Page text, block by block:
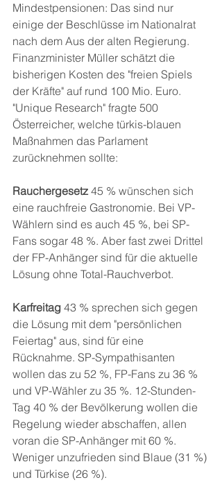
Mindestpensionen: Das sind nur
einige der Beschlüsse im Nationalrat
nach dem Aus der alten Regierung.
Finanzminister Müller schätzt die
bisherigen Kosten des "freien Spiels
der Kräfte" auf rund 100 Mio. Euro.
"Unique Research" fragte 500
Österreicher, welche türkis-blauen
Maßnahmen das Parlament
zurücknehmen sollte:
Rauchergesetz 45 % wünschen sich
eine rauchfreie Gastronomie. Bei VP-
Wählern sind es auch 45 %, bei SP-
Fans sogar 48 %. Aber fast zwei Drittel
der FP-Anhänger sind für die aktuelle
Lösung ohne Total-Rauchverbot.
Karfreitag 43 % sprechen sich gegen
die Lösung mit dem "persönlichen
Feiertag" aus, sind für eine
Rücknahme. SP-Sympathisanten
wollen das zu 52 %, FP-Fans zu 36 %
und VP-Wähler zu 35 %. 12-Stunden-
Tag 40 % der Bevölkerung wollen die
Regelung wieder abschaffen, allen
voran die SP-Anhänger mit 60 %.
Weniger unzufrieden sind Blaue (31 %)
und Türkise (26 %).